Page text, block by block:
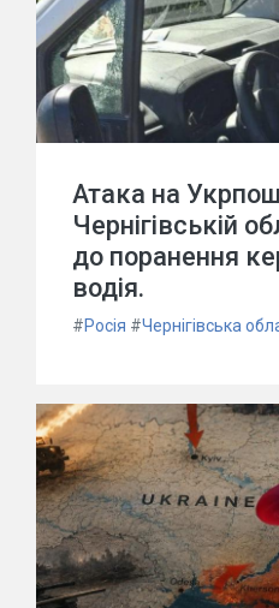
Атака на
Чернігівській
до поранення
водія.
#Росія #Чернігівська